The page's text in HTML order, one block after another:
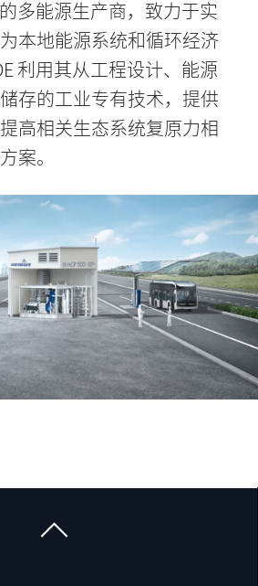
多能源生产商，致力于实
本地能源系统和循环经济
利用其从工程设计、能源
存的工业专有技术，提供
高相关生态系统复原力相
案。